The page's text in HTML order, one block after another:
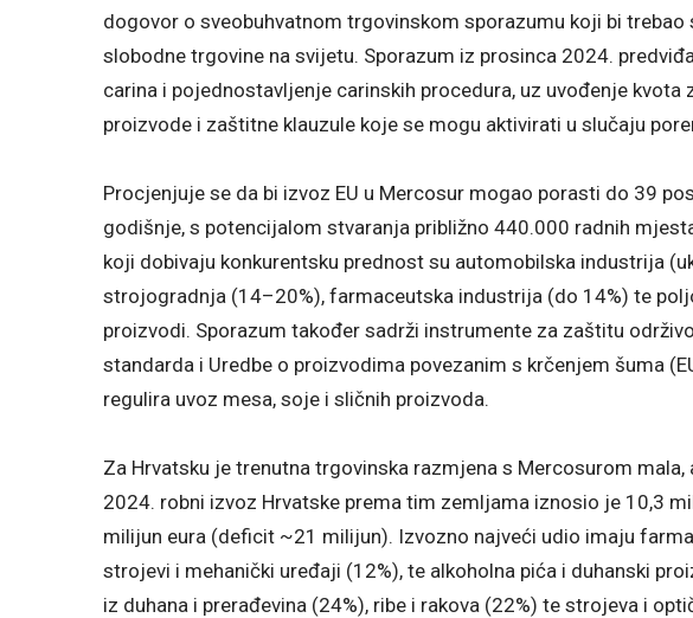
dogovor o sveobuhvatnom trgovinskom sporazumu koji bi trebao
slobodne trgovine na svijetu. Sporazum iz prosinca 2024.
carina i pojednostavljenje carinskih procedura, uz uvođenje
proizvode i zaštitne klauzule koje se mogu aktivirati u slučaju
Procjenjuje se da bi izvoz EU u Mercosur mogao porasti do 39
godišnje, s potencijalom stvaranja približno 440.000 radnih
koji dobivaju konkurentsku prednost su automobilska industrija
strojogradnja (14–20%), farmaceutska industrija (do 14%) te
proizvodi. Sporazum također sadrži instrumente za zaštitu
standarda i Uredbe o proizvodima povezanim s krčenjem šuma
regulira uvoz mesa, soje i sličnih proizvoda.
Za Hrvatsku je trenutna trgovinska razmjena s Mercosurom mala,
2024. robni izvoz Hrvatske prema tim zemljama iznosio je 10,3
milijun eura (deficit ~21 milijun). Izvozno najveći udio imaju
strojevi i mehanički uređaji (12%), te alkoholna pića i duhanski
iz duhana i prerađevina (24%), ribe i rakova (22%) te strojeva i